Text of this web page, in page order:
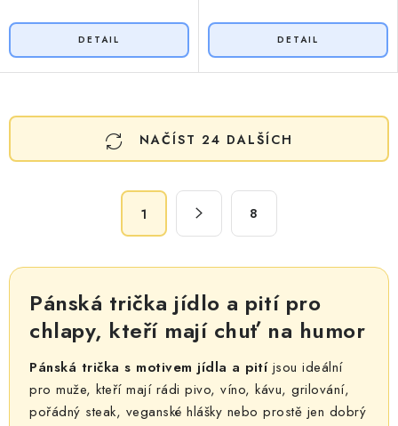
O
v
c
í
NAČÍST 24 DALŠÍCH
á
n
1 8
Pánská trička jídlo a pití pro
chlapy, kteří mají chuť na humor
Pánská trička s motivem jídla a pitíjsou ideální
pro muže, kteří mají rádi pivo, víno, kávu, grilování,
pořádný steak, veganské hlášky nebo prostě jen dobrý